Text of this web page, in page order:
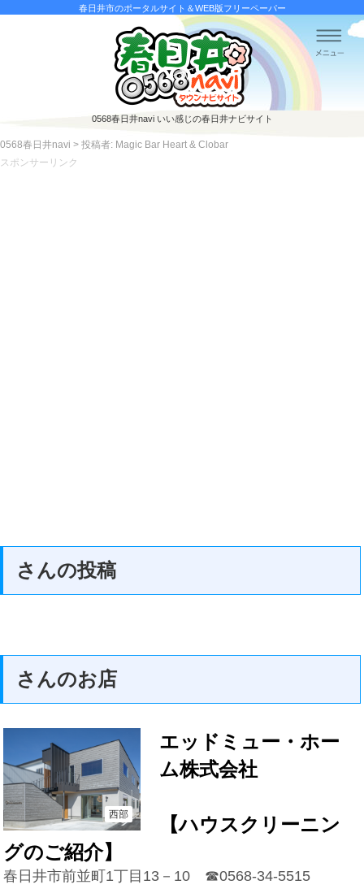
春日井市のポータルサイト＆WEB版フリーペーパー
0568春日井naviいい感じの春日井ナビサイト
0568春日井navi > 投稿者: Magic Bar Heart & Clobar
スポンサーリンク
さんの投稿
さんのお店
西部
エッドミュー・ホー
ム株式会社
【ハウスクリーニン
グのご紹介】
春日井市前並町1丁目13－10 ☎0568-34-5515